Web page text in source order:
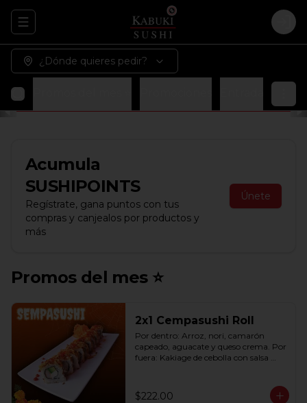
Abrir menu de navegación
¿Dónde quieres pedir?
Acumula
SUSHIPOINTS
Regístrate, gana puntos con tus
compras y canjealos por productos y
más
Únete
Promos del mes ⭐
2x1 Cempasushi Roll
Por dentro: Arroz, nori, camarón
capeado, aguacate y queso crema. Por
fuera: Kakiage de cebolla con salsa
$222.00